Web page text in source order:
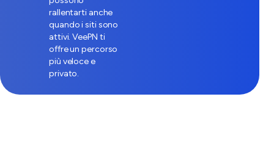
rallentarti anche
quando i siti sono
attivi. VeePN ti
offre un percorso
più veloce e
privato.